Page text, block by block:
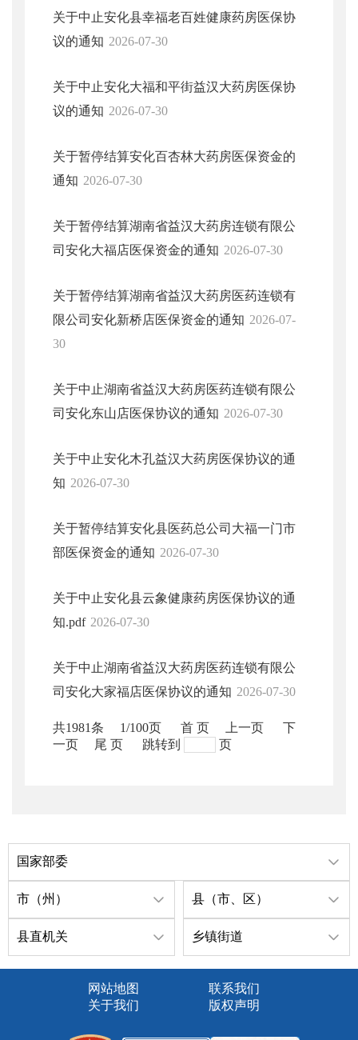
关于中止安化县幸福老百姓健康药房医保协
议的通知 2026-07-30
关于中止安化大福和平街益汉大药房医保协
议的通知 2026-07-30
关于暂停结算安化百杏林大药房医保资金的
通知 2026-07-30
关于暂停结算湖南省益汉大药房连锁有限公
司安化大福店医保资金的通知 2026-07-30
关于暂停结算湖南省益汉大药房医药连锁有
限公司安化新桥店医保资金的通知 2026-07-
30
关于中止湖南省益汉大药房医药连锁有限公
司安化东山店医保协议的通知 2026-07-30
关于中止安化木孔益汉大药房医保协议的通
知 2026-07-30
关于暂停结算安化县医药总公司大福一门市
部医保资金的通知 2026-07-30
关于中止安化县云象健康药房医保协议的通
知.pdf 2026-07-30
关于中止湖南省益汉大药房医药连锁有限公
司安化大家福店医保协议的通知 2026-07-30
共1981条 1/100页 首 页 上一页
下
一页
尾 页 跳转到 页
国家部委
市（州） 县（市、区）
县直机关 乡镇街道
网站地图
联系我们
关于我们
版权声明